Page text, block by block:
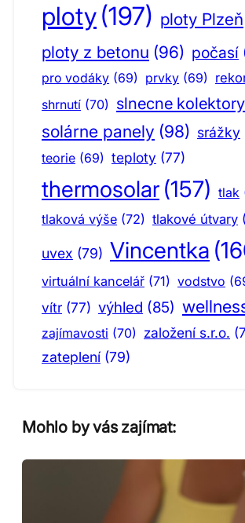
ploty(197) ploty Plzeň
ploty z betonu (96) počasí
pro vodáky (69) prvky (69)
shrnutí (70) slnecne kolektory
solárne panely (98) srážky
teorie (69) teploty (77)
thermosolar (157) tlak
tlaková výše (72) tlakové útvary
uvex (79) Vincentka
virtuální kancelář (71) vodstvo
vítr (77) výhled (85)
zajímavosti (70) založení s.r.o.
zateplení (79)
Mohlo by vás zajímat: